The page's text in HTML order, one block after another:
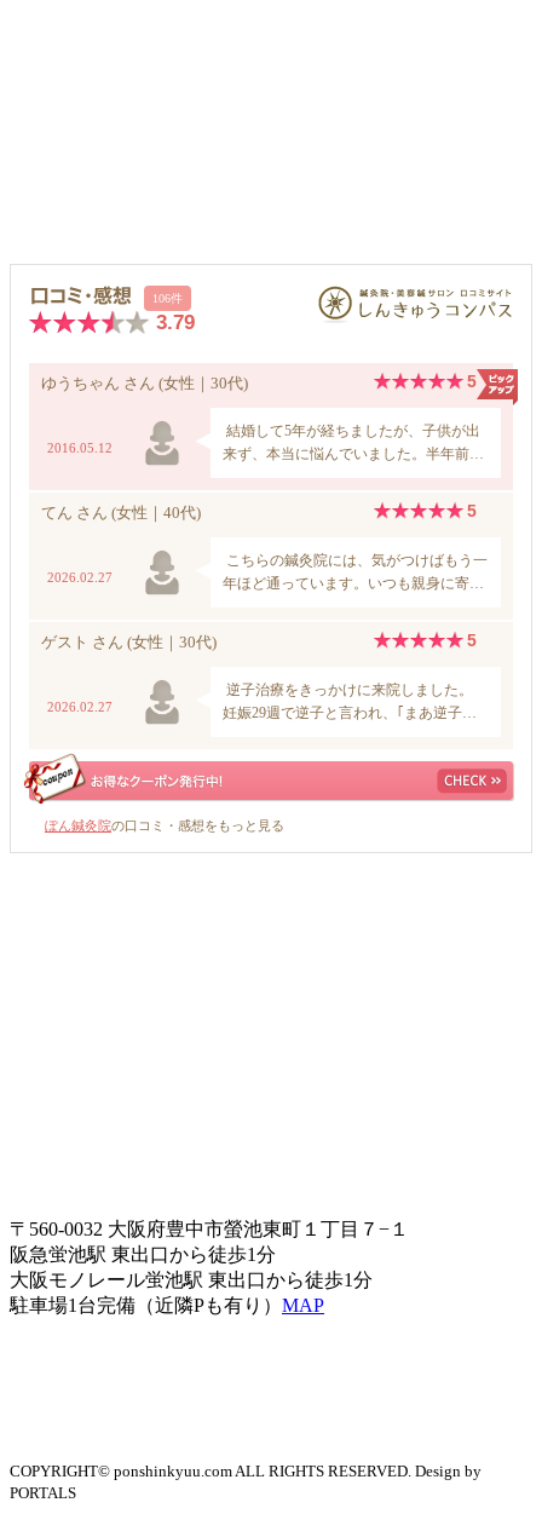
ぽん鍼灸院の口コミ・感想をもっと見る
〒560-0032 大阪府豊中市螢池東町１丁目７−１
阪急蛍池駅 東出口から徒歩1分
大阪モノレール蛍池駅 東出口から徒歩1分
駐車場1台完備（近隣Pも有り） MAP
COPYRIGHT© ponshinkyuu.com ALL RIGHTS RESERVED. Design by
PORTALS